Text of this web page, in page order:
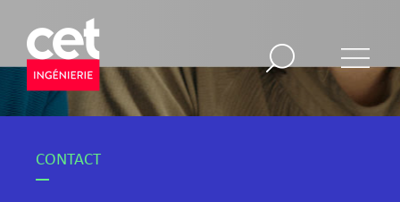
CONTACT